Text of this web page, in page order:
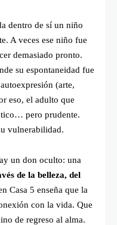
dentro de sí un niño
A veces ese niño fue
demasiado pronto.
su espontaneidad fue
(arte,
eso, el adulto que
pero prudente.
vulnerabilidad.
un don oculto: una
de la belleza, del
Casa 5 enseña que la
con la vida. Que
de regreso al alma.